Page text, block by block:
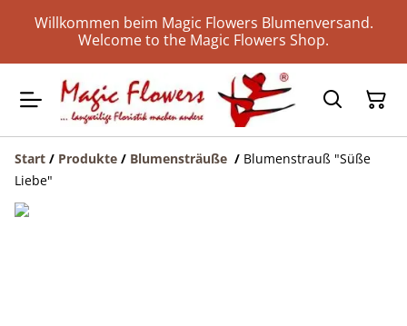
Willkommen beim Magic Flowers Blumenversand.
Welcome to the Magic Flowers Shop.
Start / Produkte / Blumensträuße / Blumenstrauß "Süße
Liebe"